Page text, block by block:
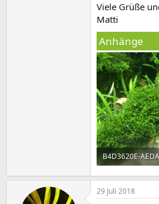
Viele Grüße
Matti
Anhänge
921,6 KB ·
29 Juli 2018